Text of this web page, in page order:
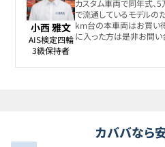
小西 雅文
AIS検定四輪
3級保持者
カスタム車両で同年式、
で流通しているモデルの
km台の本車両はお買い
に入った方は是非お問い
カババなら